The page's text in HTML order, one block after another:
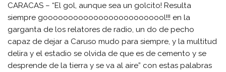
CARACAS – “El gol, aunque sea un golcito! Resulta
siempre gooooooooooooooooooooooool!!! en la
garganta de los relatores de radio, un do de pecho
capaz de dejar a Caruso mudo para siempre, y la multitud
delira y el estadio se olvida de que es de cemento y se
desprende de la tierra y se va al aire” con estas palabras